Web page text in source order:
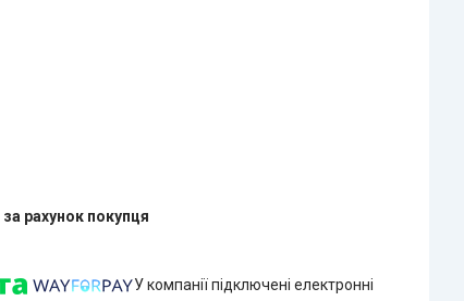
за рахунок покупця
У компанії підключені електронні